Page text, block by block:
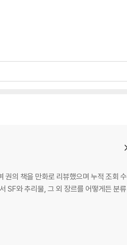
권의 책을 만화로 리뷰했으며 누적 조회 수
SF와 추리물, 그 외 장르를 어떻게든 분류